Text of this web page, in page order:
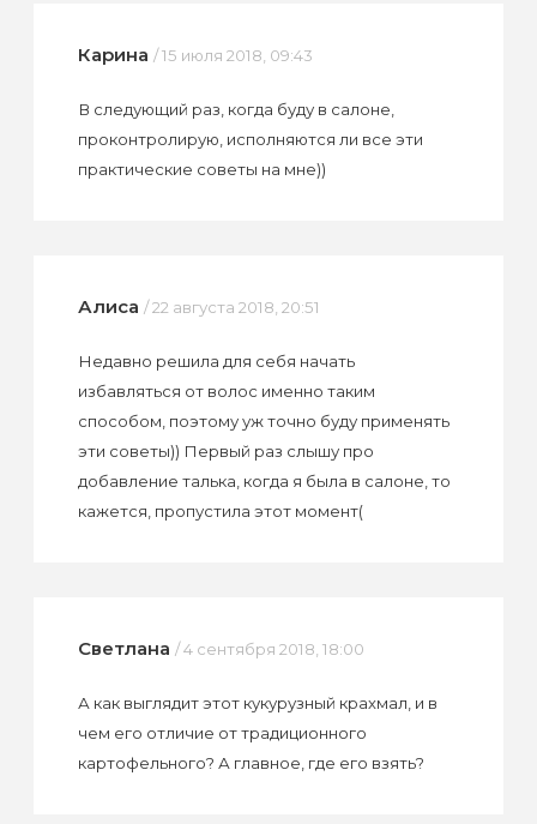
Карина / 15 июля 2018, 09:43
В следующий раз, когда буду в салоне,
проконтролирую, исполняются ли все эти
практические советы на мне))
Алиса / 22 августа 2018, 20:51
Недавно решила для себя начать
избавляться от волос именно таким
способом, поэтому уж точно буду применять
эти советы)) Первый раз слышу про
добавление талька, когда я была в салоне, то
кажется, пропустила этот момент(
Светлана / 4 сентября 2018, 18:00
А как выглядит этот кукурузный крахмал, и в
чем его отличие от традиционного
картофельного? А главное, где его взять?